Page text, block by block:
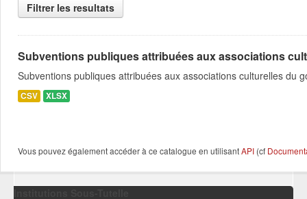
Filtrer les resultats
Subventions publiques attribuées aux associations
Subventions publiques attribuées aux associations culturelles du
CSV XLSX
Vous pouvez également accéder à ce catalogue en utilisantAPI (cf